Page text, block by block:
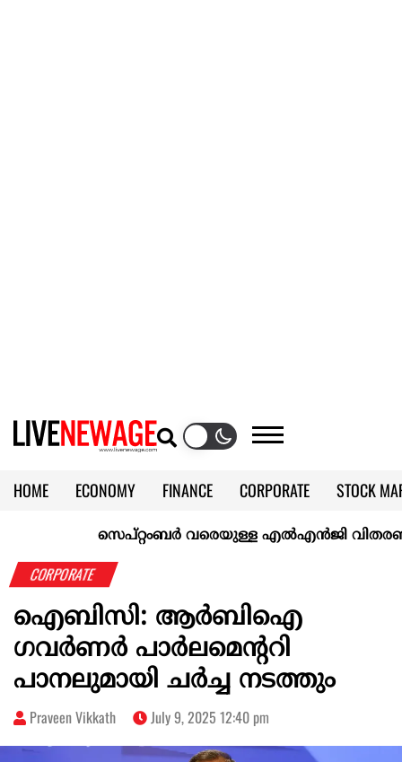
HOME ECONOMY FINANCE CORPORATE
STOCK
KERALA @70
സെപ്റ്റംബർ വരെയുള്ള എൽഎൻജി വിതരണം
CORPORATE
ഐബിസി: ആര്‍ബിഐ
ഗവര്‍ണര്‍ പാര്‍ലമെന്ററി
പാനലുമായി ചര്‍ച്ച നടത്തും
Praveen Vikkath July 9, 2025 12:40 pm